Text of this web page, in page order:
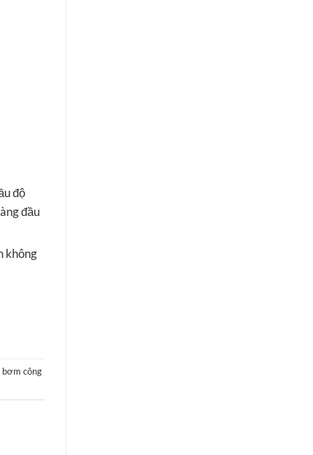
độ
đầu
không
bơm công